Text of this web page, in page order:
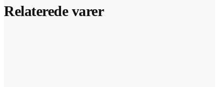
Relaterede varer